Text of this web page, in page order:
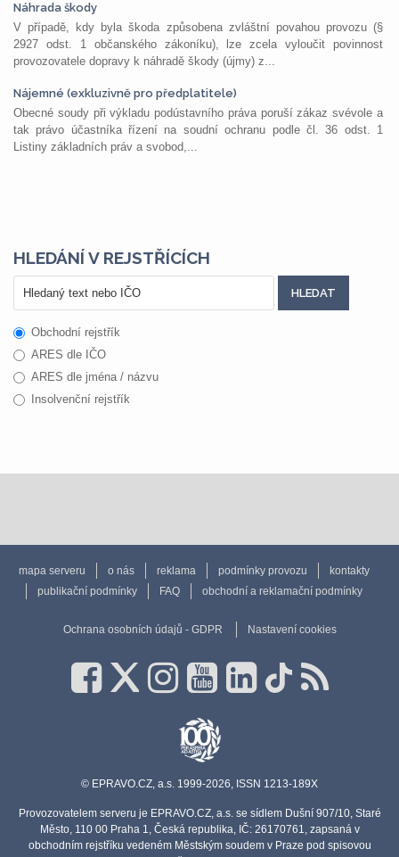
Náhrada škody
V případě, kdy byla škoda způsobena zvláštní povahou provozu (§
2927 odst. 1 občanského zákoníku), lze zcela vyloučit povinnost
provozovatele dopravy k náhradě škody (újmy) z...
Nájemné (exkluzivně pro předplatitele)
Obecné soudy při výkladu podústavního práva poruší zákaz svévole a
tak právo účastníka řízení na soudní ochranu podle čl. 36 odst. 1
Listiny základních práv a svobod,...
HLEDÁNÍ V REJSTŘÍCÍCH
Obchodní rejstřík
ARES dle IČO
ARES dle jména / názvu
Insolvenční rejstřík
mapa serveru o nás reklama podmínky provozu
kontakty
publikační podmínky
FAQ obchodní a reklamační podmínky
Ochrana osobních údajů - GDPR Nastavení cookies
© EPRAVO.CZ, a.s. 1999-2026, ISSN 1213-189X
Provozovatelem serveru je EPRAVO.CZ, a.s. se sídlem Dušní 907/10, Staré
Město, 110 00 Praha 1, Česká republika, IČ: 26170761, zapsaná v
obchodním rejstříku vedeném Městským soudem v Praze pod spisovou